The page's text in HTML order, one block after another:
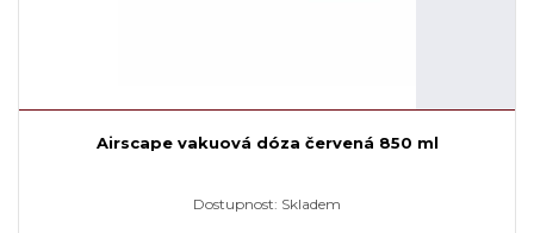
Airscape vakuová dóza červená 850 ml
Dostupnost: Skladem